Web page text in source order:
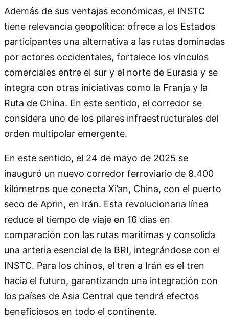
Además de sus ventajas económicas, el INSTC
tiene relevancia geopolítica: ofrece a los Estados
participantes una alternativa a las rutas dominadas
por actores occidentales, fortalece los vínculos
comerciales entre el sur y el norte de Eurasia y se
integra con otras iniciativas como la Franja y la
Ruta de China. En este sentido, el corredor se
considera uno de los pilares infraestructurales del
orden multipolar emergente.
En este sentido, el 24 de mayo de 2025 se
inauguró un nuevo corredor ferroviario de 8.400
kilómetros que conecta Xi’an, China, con el puerto
seco de Aprin, en Irán. Esta revolucionaria línea
reduce el tiempo de viaje en 16 días en
comparación con las rutas marítimas y consolida
una arteria esencial de la BRI, integrándose con el
INSTC. Para los chinos, el tren a Irán es el tren
hacia el futuro, garantizando una integración con
los países de Asia Central que tendrá efectos
beneficiosos en todo el continente.